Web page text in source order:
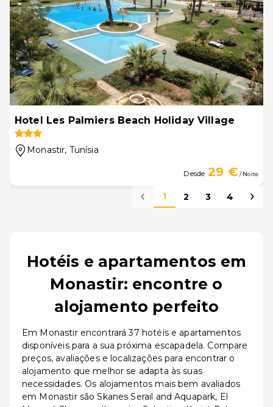
Hotel Les Palmiers Beach Holiday Village
Monastir, Tunísia
Desde 29 €/ Noite
1 2 3 4
Hotéis e apartamentos em
Monastir: encontre o
alojamento perfeito
Em Monastir encontrará 37 hotéis e apartamentos
disponíveis para a sua próxima escapadela. Compare
preços, avaliações e localizações para encontrar o
alojamento que melhor se adapta às suas
necessidades. Os alojamentos mais bem avaliados
em Monastir são Skanes Serail and Aquapark, El